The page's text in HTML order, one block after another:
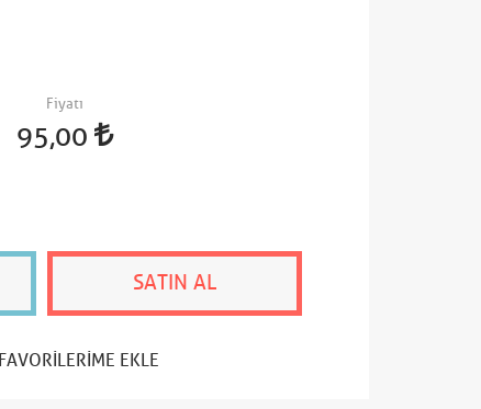
Fiyatı
95,00
SATIN AL
FAVORILERIME EKLE